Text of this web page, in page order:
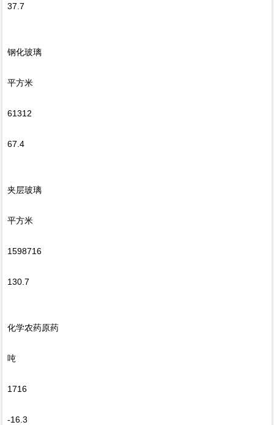
37.7
钢化玻璃
平方米
61312
67.4
夹层玻璃
平方米
1598716
130.7
化学农药原药
吨
1716
-16.3